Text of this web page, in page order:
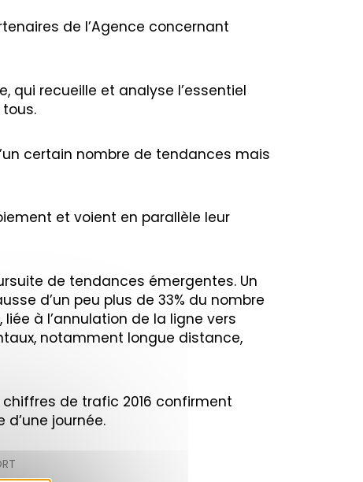
de l’Agence concernant
qui recueille et analyse l’essentiel
certain nombre de tendances mais
et voient en parallèle leur
de tendances émergentes. Un
d’un peu plus de 33% du nombre
à l’annulation de la ligne vers
notamment longue distance,
chiffres de trafic 2016 confirment
journée.